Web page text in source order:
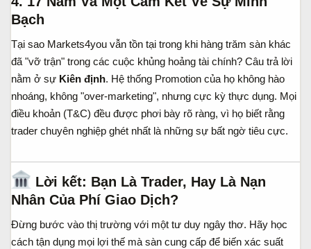
Bạch​
Tại sao Markets4you vẫn tồn tại trong khi hàng trăm sàn khác
đã "vỡ trận" trong các cuộc khủng hoảng tài chính? Câu trả lời
nằm ở sự Kiên định. Hệ thống Promotion của họ không hào
nhoáng, không "over-marketing", nhưng cực kỳ thực dụng. Mọi
điều khoản (T&C) đều được phơi bày rõ ràng, vì họ biết rằng
trader chuyên nghiệp ghét nhất là những sự bất ngờ tiêu cực.
Lời kết: Bạn Là Trader, Hay Là Nạn
Nhân Của Phí Giao Dịch?​
Đừng bước vào thị trường với một tư duy ngây thơ. Hãy học
cách tận dụng mọi lợi thế mà sàn cung cấp để biến xác suất